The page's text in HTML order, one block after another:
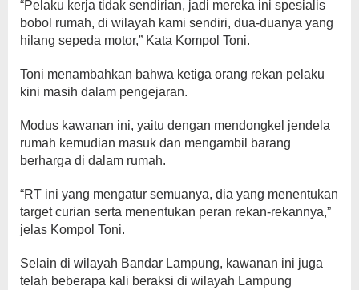
“Pelaku kerja tidak sendirian, jadi mereka ini spesialis
bobol rumah, di wilayah kami sendiri, dua-duanya yang
hilang sepeda motor,” Kata Kompol Toni.
Toni menambahkan bahwa ketiga orang rekan pelaku
kini masih dalam pengejaran.
Modus kawanan ini, yaitu dengan mendongkel jendela
rumah kemudian masuk dan mengambil barang
berharga di dalam rumah.
“RT ini yang mengatur semuanya, dia yang menentukan
target curian serta menentukan peran rekan-rekannya,”
jelas Kompol Toni.
Selain di wilayah Bandar Lampung, kawanan ini juga
telah beberapa kali beraksi di wilayah Lampung